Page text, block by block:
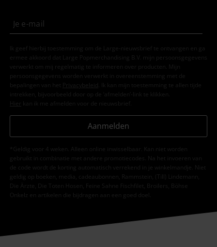
Ik geef hierbij toestemming om de Large-nieuwsbrief te ontvangen en ga
ermee akkoord dat Large Popmerchandising B.V. mijn persoonsgegevens
verwerkt om mij regelmatig te informeren over producten. Mijn
persoonsgegevens worden verwerkt in overeenstemming met de
bepalingen van het
Privacybeleid . Ik kan mijn toestemming te allen tijde
intrekken, bijvoorbeeld door op de ‘afmelden’-link te klikken.
Hier kan ik me afmelden voor de nieuwsbrief.
Aanmelden
*Geldig voor 4 weken. Alleen online inwisselbaar. Kan niet worden
gebruikt in combinatie met andere promotiecodes. Na het invoeren van
de code wordt de korting automatisch verrekend in je winkelmandje. Niet
geldig op boeken, media, cadeaubonnen, Rammstein, (Till) Lindemann,
Die Ärzte, Die Toten Hosen, Feine Sahne Fischfilet, Broilers, Böhse
Onkelz en artikelen die bijdragen aan een goed doel.